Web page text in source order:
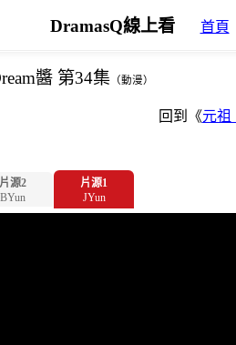
DramasQ線上看 首頁
醬 第34集 （動漫）
回到《元祖
片源2
BYun
片源1
JYun